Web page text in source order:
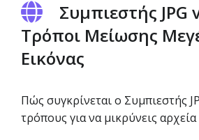
Συμπιεστής JPG
Τρόποι Μείωσης
Εικόνας
Πώς συγκρίνεται ο Συμπιεστής
τρόπους για να μικρύνεις αρχεία